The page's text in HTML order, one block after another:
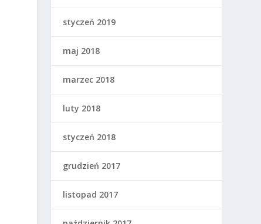
styczeń 2019
maj 2018
marzec 2018
luty 2018
styczeń 2018
grudzień 2017
listopad 2017